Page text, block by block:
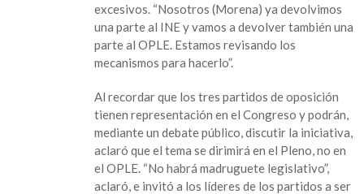
excesivos. “Nosotros (Morena) ya devolvimos
una parte al INE y vamos a devolver también una
parte al OPLE. Estamos revisando los
mecanismos para hacerlo”.
Al recordar que los tres partidos de oposición
tienen representación en el Congreso y podrán,
mediante un debate público, discutir la iniciativa,
aclaró que el tema se dirimirá en el Pleno, no en
el OPLE. “No habrá madruguete legislativo”,
aclaró, e invitó a los líderes de los partidos a ser